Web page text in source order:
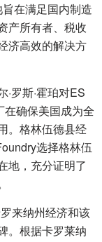
在满足国内制造
产所有者、税收
济高效的解决方
罗斯·霍珀对ES
确保美国成为全
。格林伍德县经
选择格林伍
地，充分证明了
来纳州经济和该
。根据卡罗莱纳